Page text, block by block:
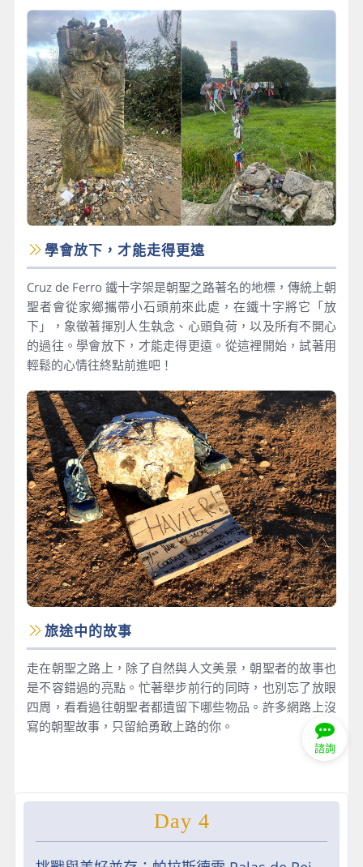
學會放下，才能走得更遠
Cruz de Ferro 鐵十字架是朝聖之路著名的地標，傳統上朝
聖者會從家鄉攜帶小石頭前來此處，在鐵十字將它「放
下」，象徵著揮別人生執念、心頭負荷，以及所有不開心
的過往。學會放下，才能走得更遠。從這裡開始，試著用
輕鬆的心情往終點前進吧！
旅途中的故事
走在朝聖之路上，除了自然與人文美景，朝聖者的故事也
是不容錯過的亮點。忙著舉步前行的同時，也別忘了放眼
四周，看看過往朝聖者都遺留下哪些物品。許多網路上沒
寫的朝聖故事，只留給勇敢上路的你。
Day 4
諮詢